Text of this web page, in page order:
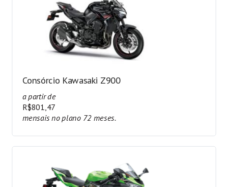
Consórcio Kawasaki Z900
a partir de
R$801,47
mensais no plano 72 meses.